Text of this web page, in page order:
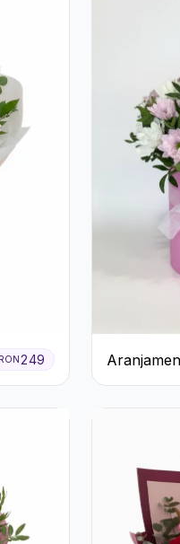
RON249
Roz cu